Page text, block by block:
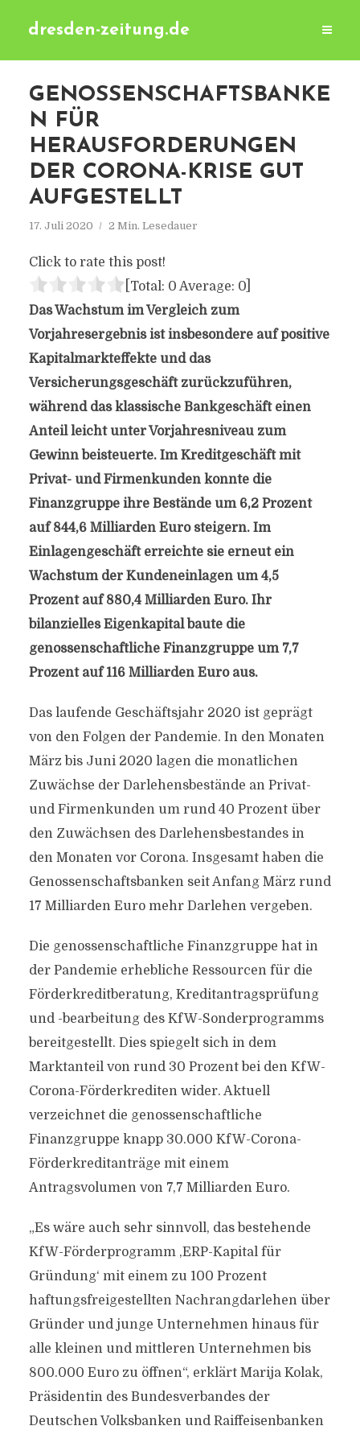
dresden-zeitung.de
GENOSSENSCHAFTSBANKE
N FÜR
HERAUSFORDERUNGEN
DER CORONA-KRISE GUT
AUFGESTELLT
17. Juli 2020 2 Min. Lesedauer
Click to rate this post!
[Total: 0 Average: 0]
Das Wachstum im Vergleich zum
Vorjahresergebnis ist insbesondere auf positive
Kapitalmarkteffekte und das
Versicherungsgeschäft zurückzuführen,
während das klassische Bankgeschäft einen
Anteil leicht unter Vorjahresniveau zum
Gewinn beisteuerte. Im Kreditgeschäft mit
Privat- und Firmenkunden konnte die
Finanzgruppe ihre Bestände um 6,2 Prozent
auf 844,6 Milliarden Euro steigern. Im
Einlagengeschäft erreichte sie erneut ein
Wachstum der Kundeneinlagen um 4,5
Prozent auf 880,4 Milliarden Euro. Ihr
bilanzielles Eigenkapital baute die
genossenschaftliche Finanzgruppe um 7,7
Prozent auf 116 Milliarden Euro aus.
Das laufende Geschäftsjahr 2020 ist geprägt
von den Folgen der Pandemie. In den Monaten
März bis Juni 2020 lagen die monatlichen
Zuwächse der Darlehensbestände an Privat-
und Firmenkunden um rund 40 Prozent über
den Zuwächsen des Darlehensbestandes in
den Monaten vor Corona. Insgesamt haben die
Genossenschaftsbanken seit Anfang März rund
17 Milliarden Euro mehr Darlehen vergeben.
Die genossenschaftliche Finanzgruppe hat in
der Pandemie erhebliche Ressourcen für die
Förderkreditberatung, Kreditantragsprüfung
und -bearbeitung des KfW-Sonderprogramms
bereitgestellt. Dies spiegelt sich in dem
Marktanteil von rund 30 Prozent bei den KfW-
Corona-Förderkrediten wider. Aktuell
verzeichnet die genossenschaftliche
Finanzgruppe knapp 30.000 KfW-Corona-
Förderkreditanträge mit einem
Antragsvolumen von 7,7 Milliarden Euro.
„Es wäre auch sehr sinnvoll, das bestehende
KfW-Förderprogramm ‚ERP-Kapital für
Gründung‘ mit einem zu 100 Prozent
haftungsfreigestellten Nachrangdarlehen über
Gründer und junge Unternehmen hinaus für
alle kleinen und mittleren Unternehmen bis
800.000 Euro zu öffnen“, erklärt Marija Kolak,
Präsidentin des Bundesverbandes der
Deutschen Volksbanken und Raiffeisenbanken